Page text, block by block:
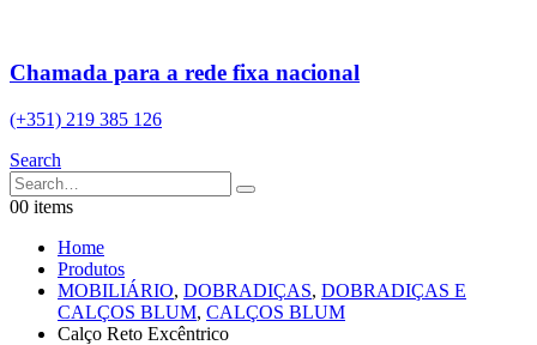
Chamada para a rede fixa nacional
(+351) 219 385 126
Search
00 items
Home
Produtos
MOBILIÁRIO, DOBRADIÇAS, DOBRADIÇAS E
CALÇOS BLUM, CALÇOS BLUM
Calço Reto Excêntrico